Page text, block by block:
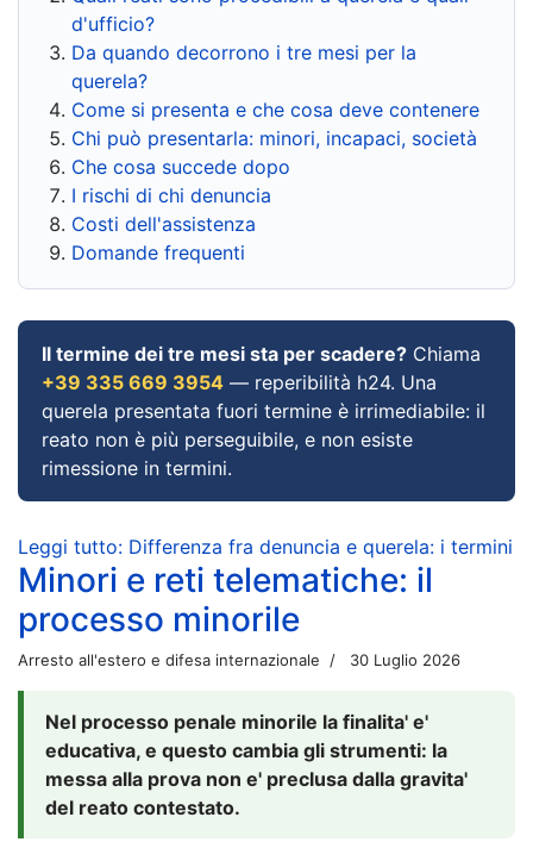
d'ufficio?
Da quando decorrono i tre mesi per la
querela?
Come si presenta e che cosa deve contenere
Chi può presentarla: minori, incapaci, società
Che cosa succede dopo
I rischi di chi denuncia
Costi dell'assistenza
Domande frequenti
Il termine dei tre mesi sta per scadere? Chiama
+39 335 669 3954 — reperibilità h24. Una
querela presentata fuori termine è irrimediabile: il
reato non è più perseguibile, e non esiste
rimessione in termini.
Leggi tutto: Differenza fra denuncia e querela: i termini
Minori e reti telematiche: il
processo minorile
Arresto all'estero e difesa internazionale 30 Luglio 2026
Nel processo penale minorile la finalita' e'
educativa, e questo cambia gli strumenti: la
messa alla prova non e' preclusa dalla gravita'
del reato contestato.